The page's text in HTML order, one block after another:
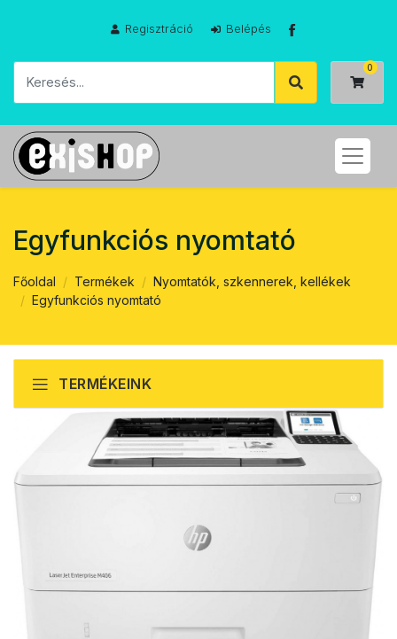
Regisztráció Belépés
Egyfunkciós nyomtató
Főoldal Termékek
Nyomtatók, szkennerek, kellékek
Egyfunkciós nyomtató
TERMÉKEINK